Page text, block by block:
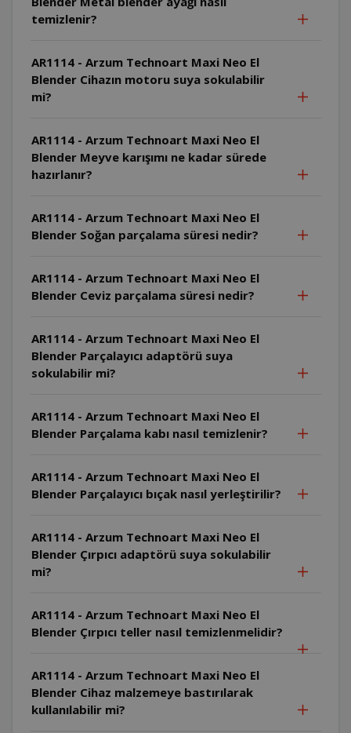
temizlenir?
AR1114 - Arzum Technoart Maxi Neo El
Blender Cihazın motoru suya sokulabilir
mi?
AR1114 - Arzum Technoart Maxi Neo El
Blender Meyve karışımı ne kadar sürede
hazırlanır?
AR1114 - Arzum Technoart Maxi Neo El
Blender Soğan parçalama süresi nedir?
AR1114 - Arzum Technoart Maxi Neo El
Blender Ceviz parçalama süresi nedir?
AR1114 - Arzum Technoart Maxi Neo El
Blender Parçalayıcı adaptörü suya
sokulabilir mi?
AR1114 - Arzum Technoart Maxi Neo El
Blender Parçalama kabı nasıl temizlenir?
AR1114 - Arzum Technoart Maxi Neo El
Blender Parçalayıcı bıçak nasıl yerleştirilir?
AR1114 - Arzum Technoart Maxi Neo El
Blender Çırpıcı adaptörü suya sokulabilir
mi?
AR1114 - Arzum Technoart Maxi Neo El
Blender Çırpıcı teller nasıl temizlenmelidir?
AR1114 - Arzum Technoart Maxi Neo El
Blender Cihaz malzemeye bastırılarak
kullanılabilir mi?